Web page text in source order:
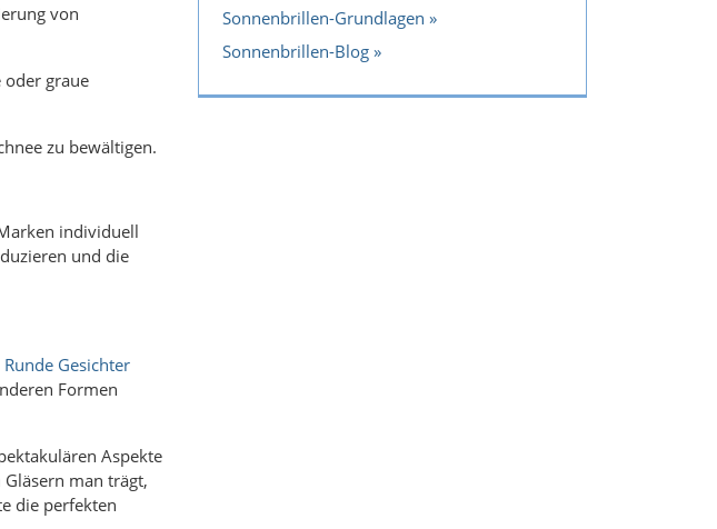
von
oder graue
zu bewältigen.
individuell
und die
Runde Gesichter
Formen
Aspekte
man trägt,
die perfekten
Sonnenbrillen-Grundlagen
Sonnenbrillen-Blog